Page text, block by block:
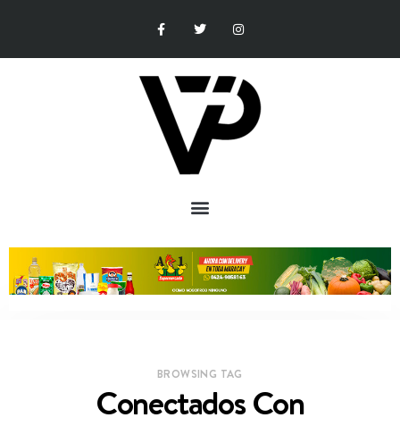
BROWSING TAG
Conectados Con